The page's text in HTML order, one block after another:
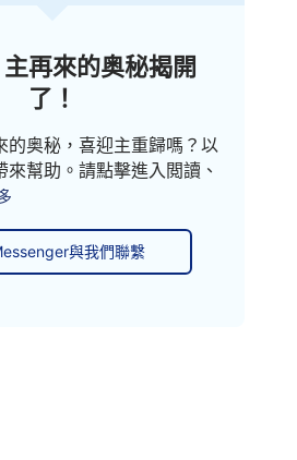
再來的奥秘揭開
了！
的奥秘，喜迎主重歸嗎？以
來幫助。請點擊進入閲讀、
與我們聯繫